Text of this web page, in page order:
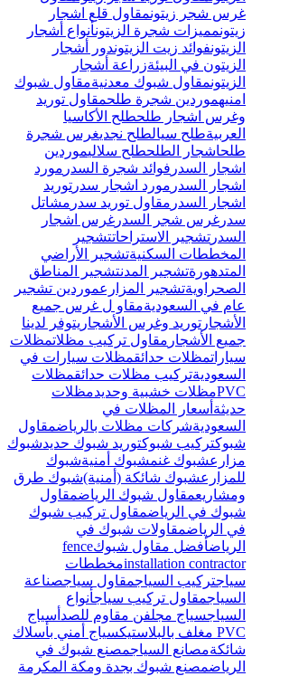
غرس شجر زيتونمقاول قلع اشجار
زيتونمميزات شجرة الزيتونأنواع أشجار
الزيتونفوائد زيت الزيتوندور أشجار
الزيتون في البيئةزراعة أشجار
الزيتونمقاول شبوك معدنيةمقاول شبوك
امنيهموردين شجرة طلحمقاول توريد
وغرس اشجار طلحطلح الأكاسيا
العربيةطلح سيالطلح نجديغرس شجرة
طلحاشجار الطلحطلح سلاليموردين
اشجار السدر فوائد شجرة السدر مورد
اشجار السدر مورد اشجار سدر توريد
اشجار السدر مقاول توريد سدر مشاتل
سدر غرس شجر السدر غرس اشجار
السدر تشجير الاستراحاتتشجير
المخططات السكنيةتشجير الأراضي
المتدهورةتشجير المدنتشجير المناطق
الصحراويةتشجير المزارعموردين تشجير
عام في السعوديةمقاو ل غرس جميع
الأشجار توريد وغرس الأشجار يتوفر لدينا
جميع الأشجار مقاول تركيب مظلاتمظلات
سياراتمظلات حدائقمظلات سيارات في
السعوديةتركيب مظلات حدائقمظلات
PVCمظلات خشبية وحديدمظلات
حديثة أسعار المظلات في
السعوديةشركات مظلات بالرياضمقاول
شبوكتركيب شبوكتوريد شبوك حديدشبوك
مزارعشبوك غنمشبوك أمنيةشبوك
للمزارعشبوك شائكة (أمنية)شبوك طرق
ومشاريعمقاول شبوك الرياضمقاول
شبوك في الرياضمقاول تركيب شبوك
في الرياضمقاولات شبوك في
الرياضأفضل مقاول شبوكfence
installation contractorمخططات
سياجتركيب السياجمقاول سياجصناعة
السياجمقاول تركيب سياجأنواع
السياجسياج مجلفن مقاوم للصدأ سياج
PVC مغلف بالبلاستيك
سياج أمني بأسلاك
شائكةمصانع السياجمصنع شبوك في
الرياضمصنع شبوك بجدة ومكة المكرمة